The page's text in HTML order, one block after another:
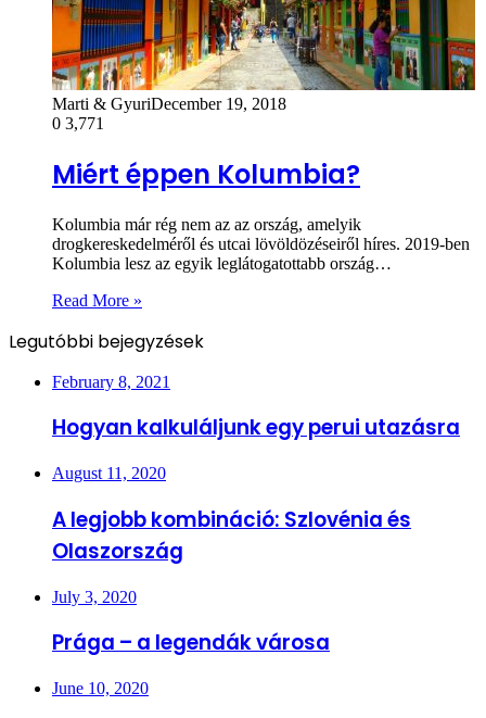
Marti & GyuriDecember 19, 2018
0 3,771
Miért éppen Kolumbia?
Kolumbia már rég nem az az ország, amelyik
drogkereskedelméről és utcai lövöldözéseiről híres. 2019-ben
Kolumbia lesz az egyik leglátogatottabb ország…
Read More »
Legutóbbi bejegyzések
February 8, 2021
Hogyan kalkuláljunk egy perui utazásra
August 11, 2020
A legjobb kombináció: Szlovénia és
Olaszország
July 3, 2020
Prága – a legendák városa
June 10, 2020